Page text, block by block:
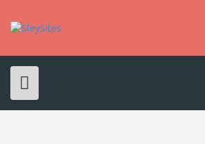
content